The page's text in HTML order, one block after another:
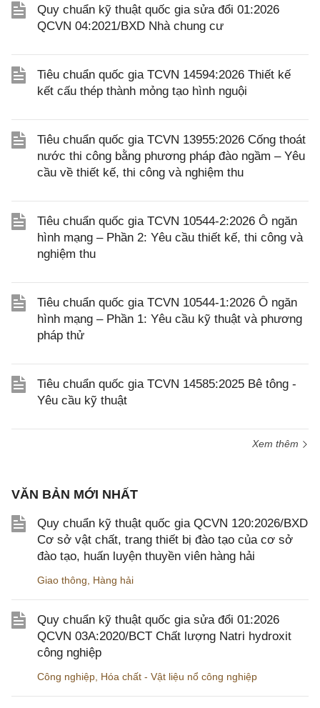
Quy chuẩn kỹ thuật quốc gia sửa đổi 01:2026
QCVN 04:2021/BXD Nhà chung cư
Tiêu chuẩn quốc gia TCVN 14594:2026 Thiết kế
kết cấu thép thành mỏng tạo hình nguội
Tiêu chuẩn quốc gia TCVN 13955:2026 Cống thoát
nước thi công bằng phương pháp đào ngầm – Yêu
cầu về thiết kế, thi công và nghiệm thu
Tiêu chuẩn quốc gia TCVN 10544-2:2026 Ô ngăn
hình mạng – Phần 2: Yêu cầu thiết kế, thi công và
nghiệm thu
Tiêu chuẩn quốc gia TCVN 10544-1:2026 Ô ngăn
hình mạng – Phần 1: Yêu cầu kỹ thuật và phương
pháp thử
Tiêu chuẩn quốc gia TCVN 14585:2025 Bê tông -
Yêu cầu kỹ thuật
Xem thêm
VĂN BẢN MỚI NHẤT
Quy chuẩn kỹ thuật quốc gia QCVN 120:2026/BXD
Cơ sở vật chất, trang thiết bị đào tạo của cơ sở
đào tạo, huấn luyện thuyền viên hàng hải
Giao thông Hàng hải
Quy chuẩn kỹ thuật quốc gia sửa đổi 01:2026
QCVN 03A:2020/BCT Chất lượng Natri hydroxit
công nghiệp
Công nghiệp Hóa chất - Vật liệu nổ công nghiệp